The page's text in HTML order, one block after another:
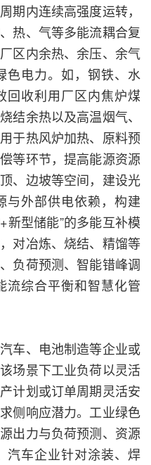
期内连续高强度运转，
热、气等多能流耦合复
区内余热、余压、余气
色电力。如，钢铁、水
回收利用厂区内焦炉煤
结余热以及高温烟气、
于热风炉加热、原料预
等环节，提高能源资源
、边坡等空间，建设光
与外部供电依赖，构建
新型储能”的多能互补模
对冶炼、烧结、精馏等
负荷预测、智能错峰调
流综合平衡和智慧化管
车、电池制造等企业或
场景下工业负荷以灵活
计划或订单周期灵活安
侧响应潜力。工业绿色
出力与负荷预测、资源
汽车企业针对涂装、焊